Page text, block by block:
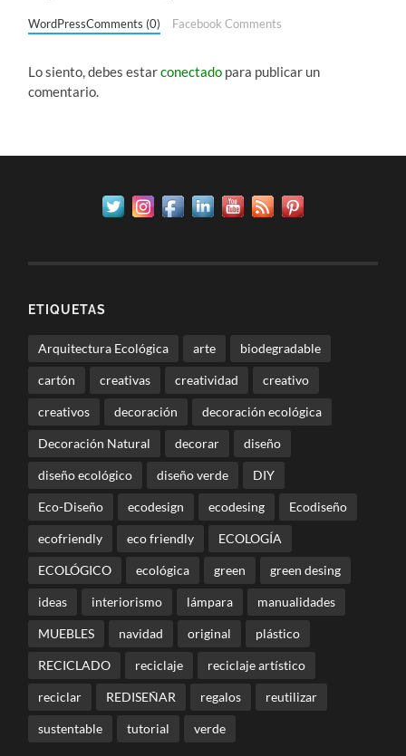
WordPressComments (0) Facebook Comments
Lo siento, debes estarconectado para publicar un
comentario.
ETIQUETAS
Arquitectura Ecológica arte biodegradable
cartón creativas creatividad creativo
creativos decoración decoración ecológica
Decoración Natural decorar diseño
diseño ecológico diseño verde DIY
Eco-Diseño ecodesign ecodesing Ecodiseño
ecofriendly eco friendly ECOLOGÍA
ECOLÓGICO ecológica green green desing
ideas interiorismo lámpara manualidades
MUEBLES navidad original plástico
RECICLADO reciclaje reciclaje artístico
reciclar REDISEÑAR regalos reutilizar
sustentable tutorial verde